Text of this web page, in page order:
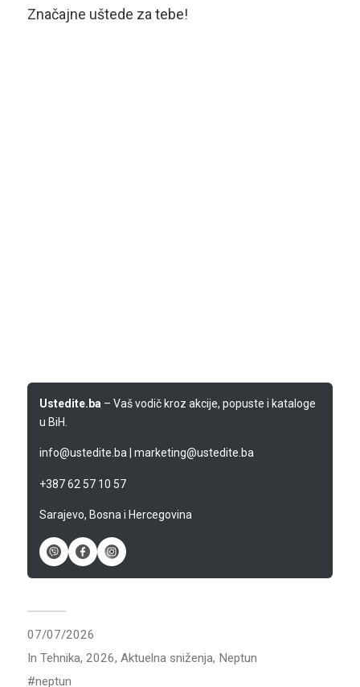
Značajne uštede za tebe!
Ustedite.ba – Vaš vodič kroz akcije, popuste i kataloge
u BiH.
info@ustedite.ba| marketing@ustedite.ba
+387 62 57 10 57
Sarajevo, Bosna i Hercegovina
07/07/2026
In Tehnika, 2026, Aktuelna sniženja, Neptun
neptun